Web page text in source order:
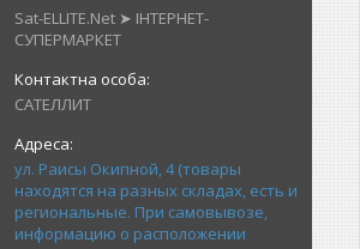
Sat-ELLITE.Net ➤ ІНТЕРНЕТ-
СУПЕРМАРКЕТ
САТЕЛЛИТ
ул. Раисы Окипной, 4 (товары
находятся на разных складах, есть и
региональные. При самовывозе,
информацию о расположении